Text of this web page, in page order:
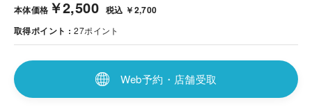
本体価格 ￥2,500 税込 ￥2,700
取得ポイント
27ポイント
Web予約・店舗受取